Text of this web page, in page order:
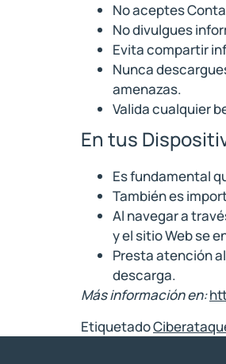
No aceptes
No divulgues
Evita compartir
Nunca
amenazas.
Valida cualquier
En tus
Es fundamental
También es
Al navegar a
y el sitio Web se
Presta atención
descarga.
Más información en:
Etiquetado